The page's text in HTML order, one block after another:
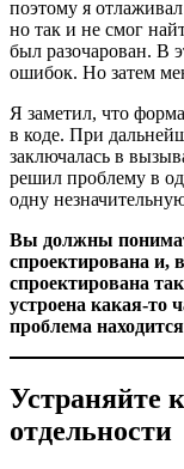
поэтому я
но так и не смог
был разочарован. В
ошибок. Но затем
Я заметил, что
в коде. При
заключалась в
решил проблему в
одну
Вы должны
спроектирована и,
спроектирована
устроена какая-то
проблема
Устраняйте
отдельности